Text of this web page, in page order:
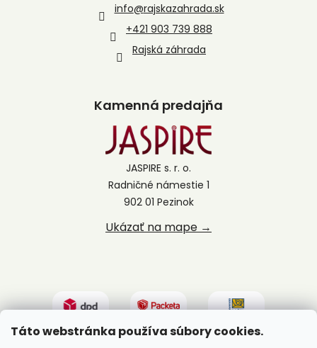
Táto webstránka používa súbory cookies.
info@rajskazahrada.sk
+421 903 739 888
Rajská záhrada
Kamenná predajňa
JASPIRE s. r. o.
Radničné námestie 1
902 01 Pezinok
Ukázať na mape →